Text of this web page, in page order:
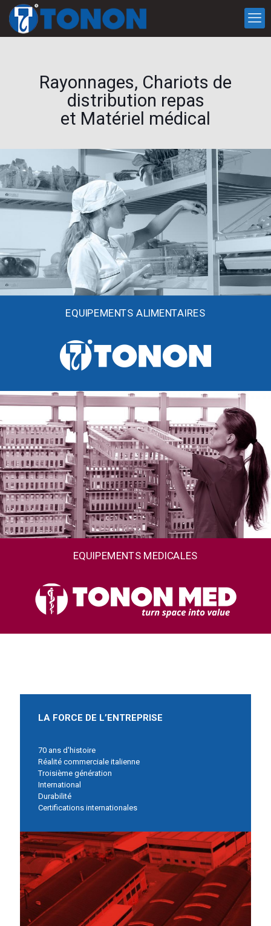
Rayonnages, Chariots de
distribution repas
et Matériel médical
EQUIPEMENTS ALIMENTAIRES
EQUIPEMENTS MEDICALES
LA FORCE DE L’ENTREPRISE
70 ans d'histoire
Réalité commerciale italienne
Troisième génération
International
Durabilité
Certifications internationales